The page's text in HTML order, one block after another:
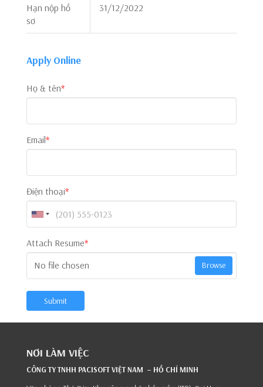
Hạn nộp hồ
sơ
31/12/2022
Apply Online
Họ & tên*
Email*
Điện thoại*
Attach Resume*
No file chosen
Browse
Submit
NƠI LÀM VIỆC
CÔNG TY TNHH PACISOFT VIỆT NAM – HỒ CHÍ MINH